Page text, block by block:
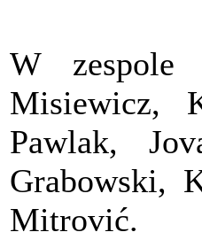
W zespole
Misiewicz,
Pawlak,
Grabowski,
Mitrović.